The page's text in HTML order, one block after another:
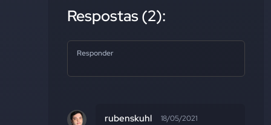
Respostas (2):
Responder
rubenskuhl 18/05/2021